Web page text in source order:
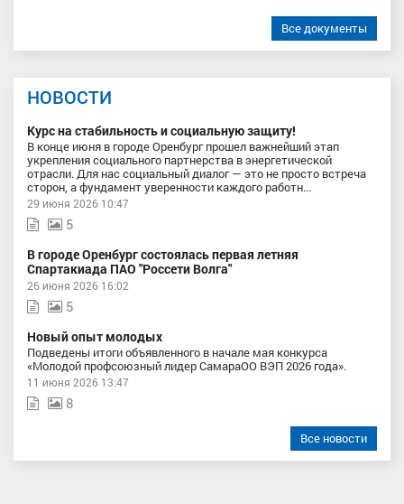
Все документы
НОВОСТИ
Курс на стабильность и социальную защиту!
В конце июня в городе Оренбург прошел важнейший этап
укрепления социального партнерства в энергетической
отрасли. Для нас социальный диалог — это не просто встреча
сторон, а фундамент уверенности каждого работн...
29 июня 2026 10:47
5
В городе Оренбург состоялась первая летняя
Спартакиада ПАО "Россети Волга"
26 июня 2026 16:02
5
Новый опыт молодых
Подведены итоги объявленного в начале мая конкурса
«Молодой профсоюзный лидер СамараОО ВЭП 2026 года».
11 июня 2026 13:47
8
Все новости